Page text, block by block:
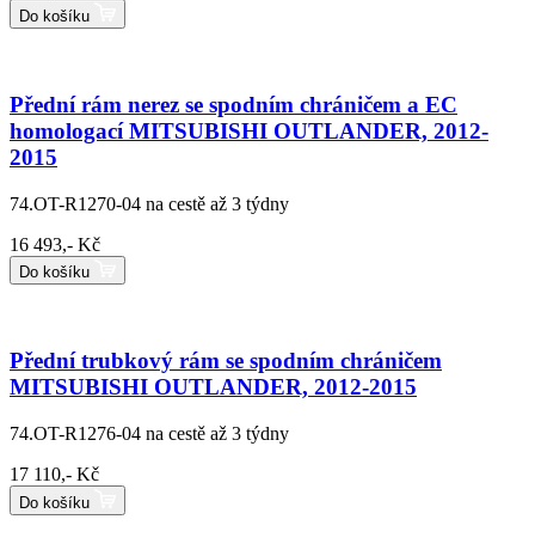
Do košíku
Přední rám nerez se spodním chráničem a EC
homologací MITSUBISHI OUTLANDER, 2012-
2015
74.OT-R1270-04 na cestě až 3 týdny
16 493,- Kč
Do košíku
Přední trubkový rám se spodním chráničem
MITSUBISHI OUTLANDER, 2012-2015
74.OT-R1276-04 na cestě až 3 týdny
17 110,- Kč
Do košíku